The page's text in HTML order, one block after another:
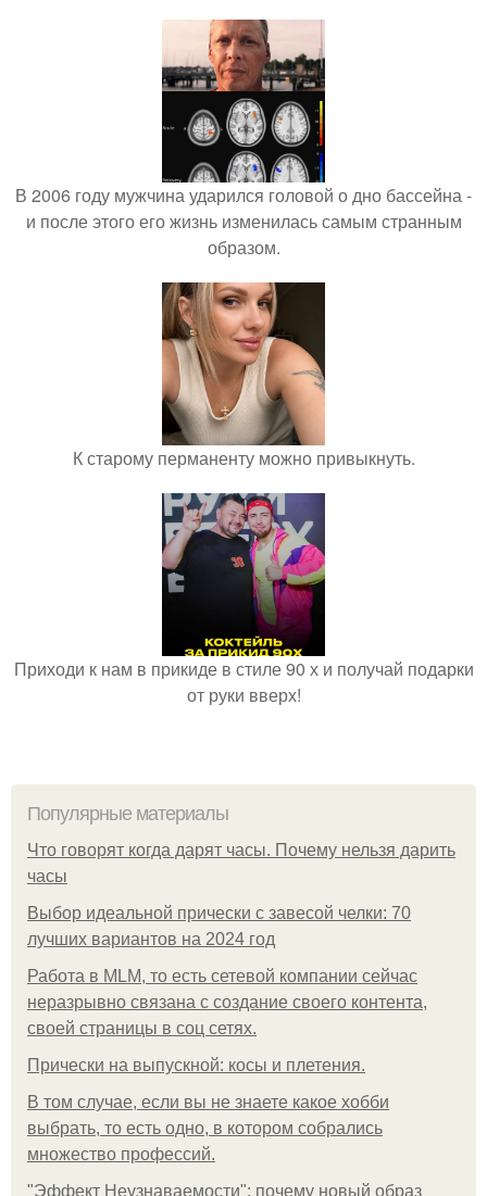
В 2006 году мужчина ударился головой о дно бассейна -
и после этого его жизнь изменилась самым странным
образом.
К старому перманенту можно привыкнуть.
Приходи к нам в прикиде в стиле 90 х и получай подарки
от руки вверх!
Популярные материалы
Что говорят когда дарят часы. Почему нельзя дарить
часы
Выбор идеальной прически с завесой челки: 70
лучших вариантов на 2024 год
Работа в MLM, то есть сетевой компании сейчас
неразрывно связана с создание своего контента,
своей страницы в соц сетях.
Прически на выпускной: косы и плетения.
В том случае, если вы не знаете какое хобби
выбрать, то есть одно, в котором собрались
множество профессий.
"Эффект Неузнаваемости": почему новый образ